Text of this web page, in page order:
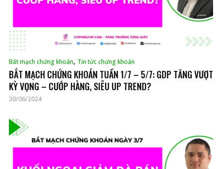
Bắt mạch chứng khoán, Tin tức chứng khoán
BẮT MẠCH CHỨNG KHOÁN TUẦN 1/7 – 5/7: GDP TĂNG VƯỢT
KỲ VỌNG – CƯỚP HÀNG, SIÊU UP TREND?
30/06/2024